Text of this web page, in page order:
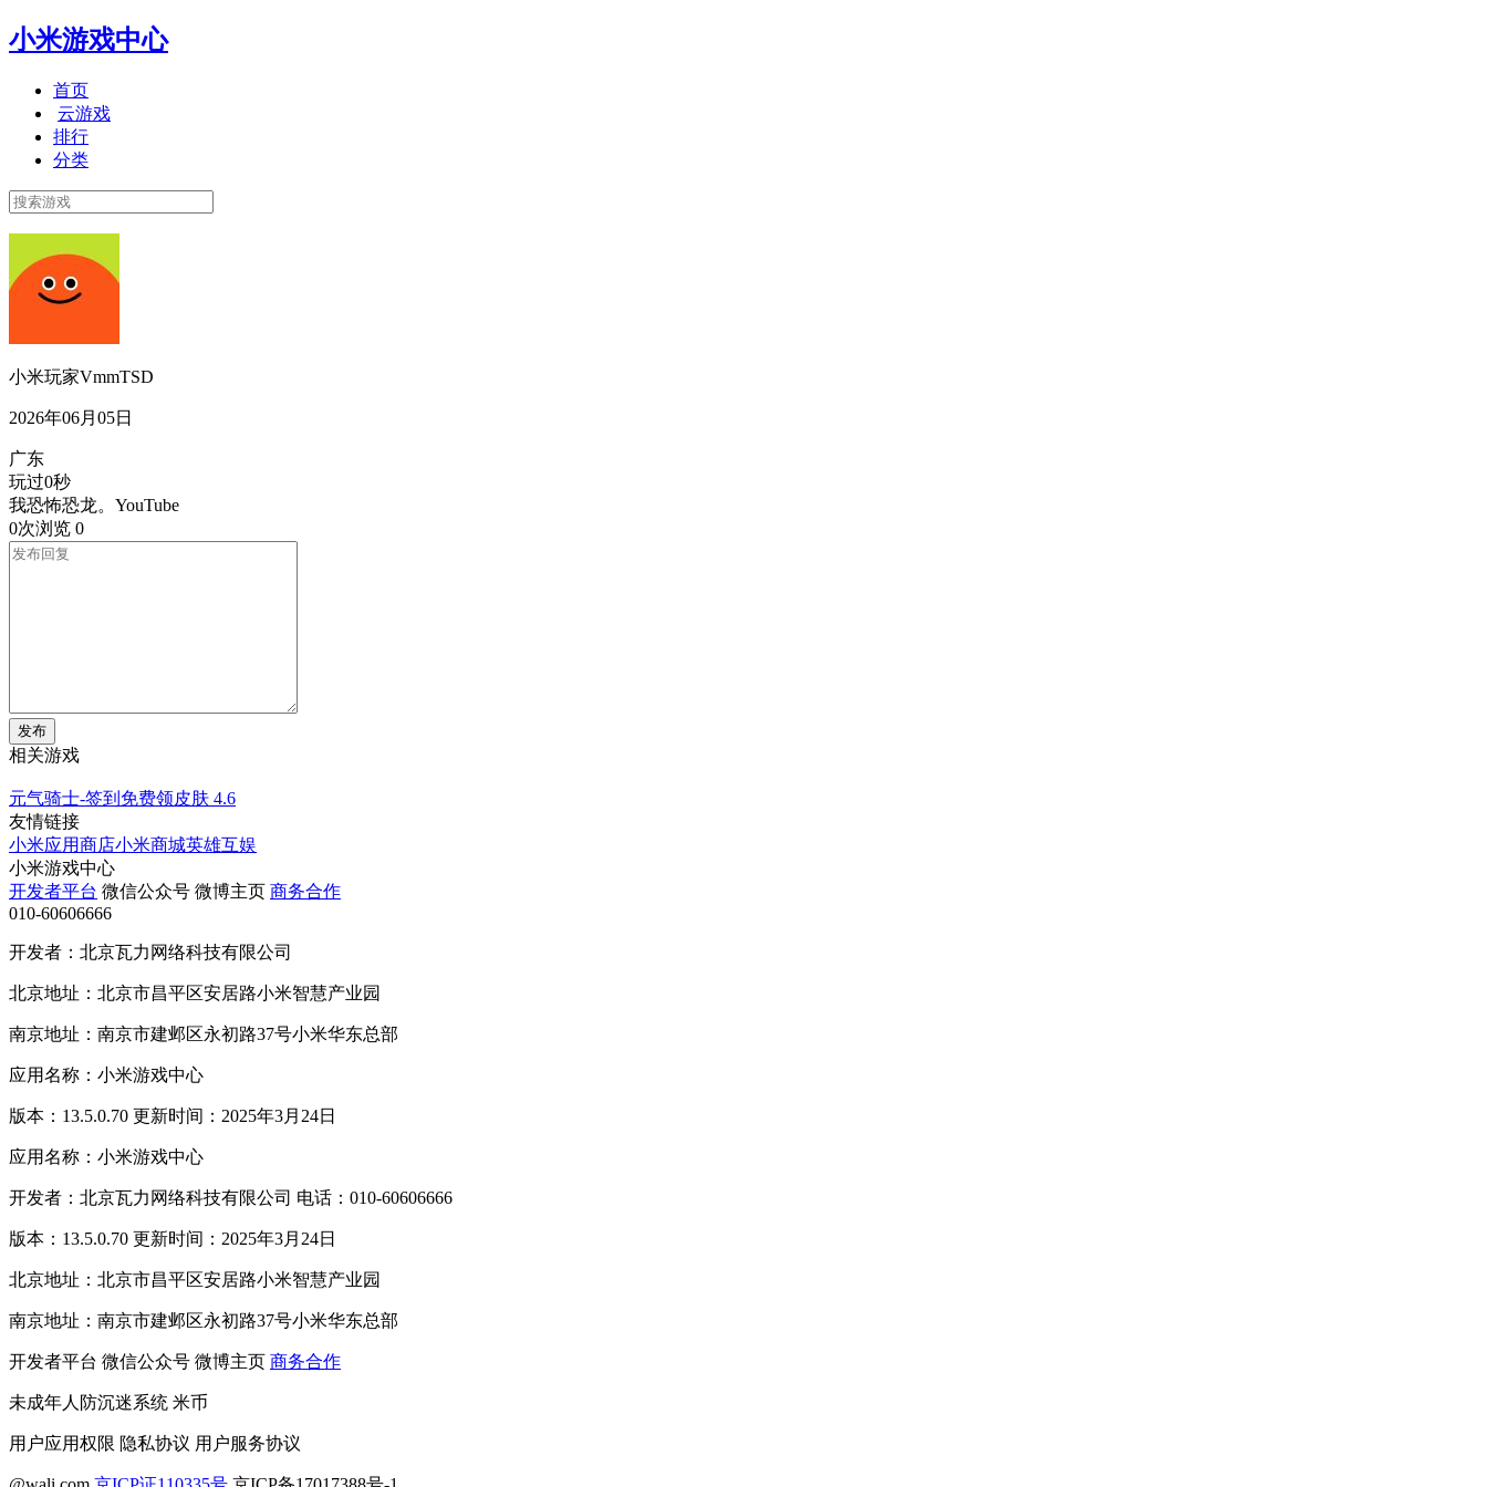
小米游戏中心
首页
云游戏
排行
分类
小米玩家VmmTSD
2026年06月05日
广东
玩过0秒
我恐怖恐龙。YouTube
0次浏览 0
发布
相关游戏
元气骑士-签到免费领皮肤 4.6
友情链接
小米应用商店小米商城英雄互娱
小米游戏中心
开发者平台 微信公众号 微博主页 商务合作
010-60606666
开发者：北京瓦力网络科技有限公司
北京地址：北京市昌平区安居路小米智慧产业园
南京地址：南京市建邺区永初路37号小米华东总部
应用名称：小米游戏中心
版本：13.5.0.70 更新时间：2025年3月24日
应用名称：小米游戏中心
开发者：北京瓦力网络科技有限公司 电话：010-60606666
版本：13.5.0.70 更新时间：2025年3月24日
北京地址：北京市昌平区安居路小米智慧产业园
南京地址：南京市建邺区永初路37号小米华东总部
开发者平台 微信公众号 微博主页 商务合作
未成年人防沉迷系统 米币
用户应用权限 隐私协议 用户服务协议